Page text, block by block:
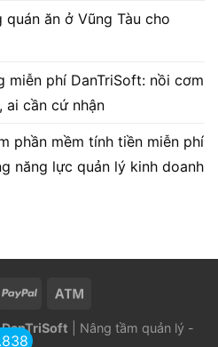
quán ăn ở Vũng Tàu cho
miễn phí DanTriSoft: nồi cơm
ai cần cứ nhận
phần mềm tính tiền miễn phí
năng lực quản lý kinh doanh
DanTriSoft | Nâng tầm quản lý -